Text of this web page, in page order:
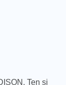
Ten si